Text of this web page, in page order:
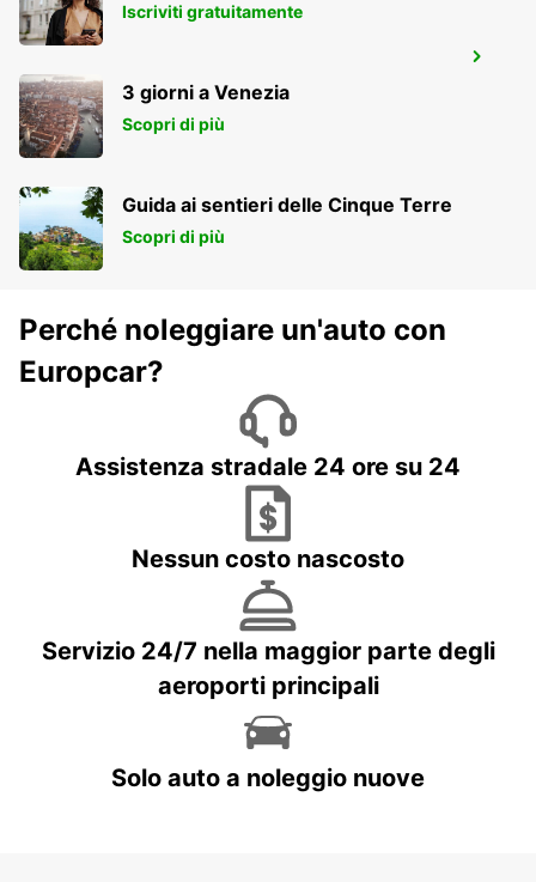
LA ROCHELLE - FRANCE
Iscriviti gratuitamente
3 giorni a Venezia
Scopri di più
Guida ai sentieri delle Cinque Terre
Scopri di più
Perché noleggiare un'auto con
Europcar?
Assistenza stradale 24 ore su 24
Nessun costo nascosto
Servizio 24/7 nella maggior parte degli
aeroporti principali
Solo auto a noleggio nuove